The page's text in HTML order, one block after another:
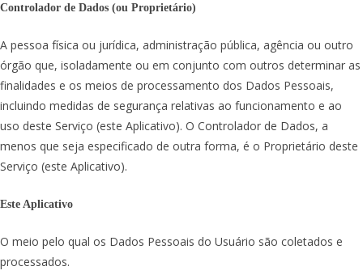
Controlador de Dados (ou Proprietário)
A pessoa física ou jurídica, administração pública, agência ou outro
órgão que, isoladamente ou em conjunto com outros determinar as
finalidades e os meios de processamento dos Dados Pessoais,
incluindo medidas de segurança relativas ao funcionamento e ao
uso deste Serviço (este Aplicativo). O Controlador de Dados, a
menos que seja especificado de outra forma, é o Proprietário deste
Serviço (este Aplicativo).
Este Aplicativo
O meio pelo qual os Dados Pessoais do Usuário são coletados e
processados.